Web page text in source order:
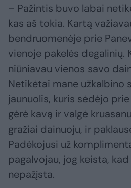
– Pažintis buvo labai
kas aš tokia. Kartą
bendruomenėje prie
vienoje pakelės degalinių.
niūniavau vienos savo
Netikėtai mane užkalbino
jaunuolis, kuris sėdėjo
gėrė kavą ir valgė
gražiai dainuoju, ir
Padėkojusi už
pagalvojau, jog keista,
nepažįsta.